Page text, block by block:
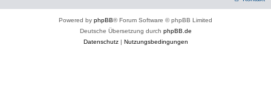
Powered by phpBB® Forum Software © phpBB Limited
Deutsche Übersetzung durch phpBB.de
Datenschutz| Nutzungsbedingungen